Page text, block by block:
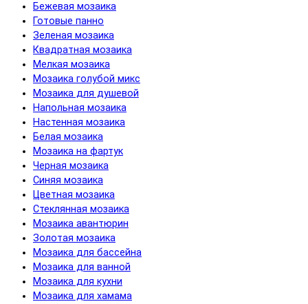
Бежевая мозаика
Готовые панно
Зеленая мозаика
Квадратная мозаика
Мелкая мозаика
Мозаика голубой микс
Мозаика для душевой
Напольная мозаика
Настенная мозаика
Белая мозаика
Мозаика на фартук
Черная мозаика
Синяя мозаика
Цветная мозаика
Cтеклянная мозаика
Мозаика авантюрин
Золотая мозаика
Мозаика для бассейна
Мозаика для ванной
Мозаика для кухни
Мозаика для хамама